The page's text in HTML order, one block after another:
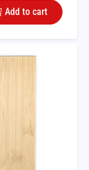
Add to cart